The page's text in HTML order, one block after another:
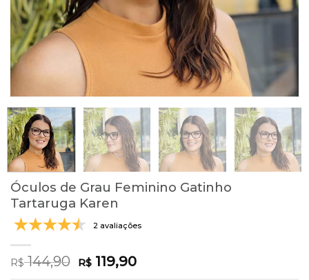
Óculos de Grau Feminino Gatinho
Tartaruga Karen
2 avaliações
R$144,90 R$119,90